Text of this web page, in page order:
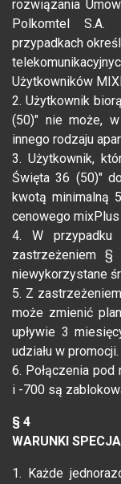
rozwiązania
Polkomtel
przypadkach
Użytkowników
2. Użytkownik
(50)" nie może,
innego rodzaju
3. Użytkownik,
Święta 36 (50)"
kwotą minimalną
cenowego mixPlus
4. W przypadku
zastrzeżeniem
niewykorzystane
5. Z
może zmienić
upływie 3
udziału w promocji.
6. Połączenia
i -700 są
§ 4
WARUNKI
1. Każde